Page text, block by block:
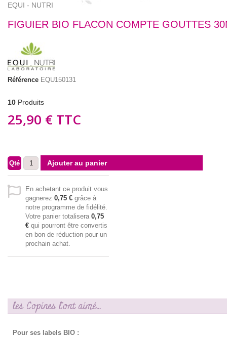
EQUI - NUTRI
FIGUIER BIO FLACON COMPTE GOUTTES
Référence EQU150131
10 Produits
25,90 € TTC
Qté Ajouter au panier
En achetant ce produit vous
gagnerez 0,75 € grâce à
notre programme de fidélité.
Votre panier totalisera 0,75
€ qui pourront être convertis
en bon de réduction pour un
prochain achat.
les Copines l'ont aimé...
Pour ses labels BIO :